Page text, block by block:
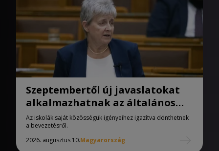
Szeptembertől új javaslatokat
alkalmazhatnak az általános
iskolák
Az iskolák saját közösségük igényeihez igazítva dönthetnek
a bevezetésről.
2026. augusztus 10.Magyarország